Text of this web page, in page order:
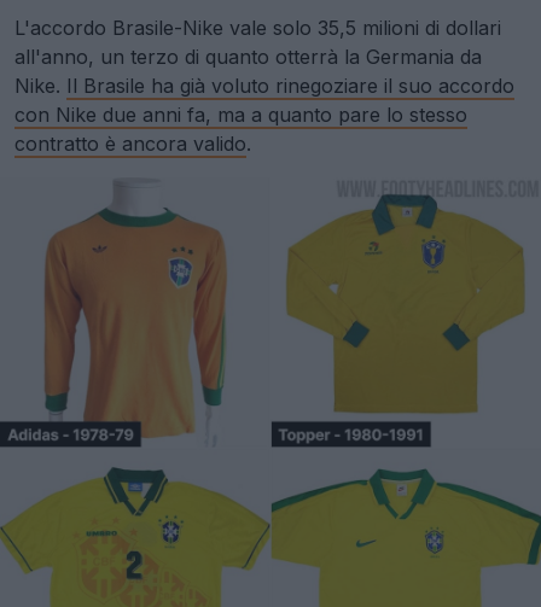
L'accordo Brasile-Nike vale solo 35,5 milioni di dollari
all'anno, un terzo di quanto otterrà la Germania da
Nike. Il Brasile ha già voluto rinegoziare il suo accordo
con Nike due anni fa, ma a quanto pare lo stesso
contratto è ancora valido.